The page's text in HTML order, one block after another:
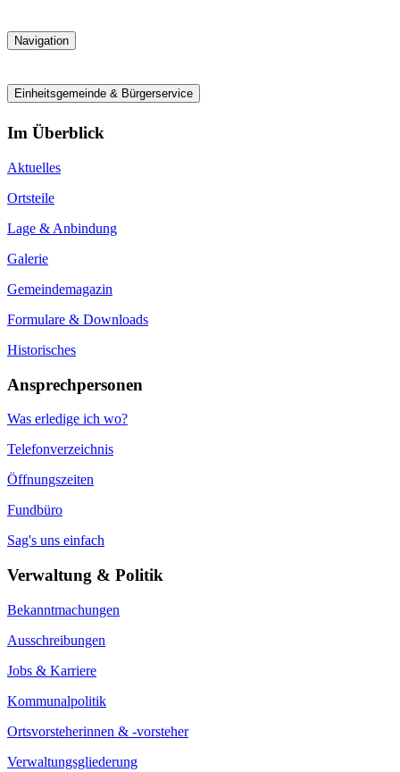
Navigation
Einheitsgemeinde & Bürgerservice
Im Überblick
Aktuelles
Ortsteile
Lage & Anbindung
Galerie
Gemeindemagazin
Formulare & Downloads
Historisches
Ansprechpersonen
Was erledige ich wo?
Telefonverzeichnis
Öffnungszeiten
Fundbüro
Sag's uns einfach
Verwaltung & Politik
Bekanntmachungen
Ausschreibungen
Jobs & Karriere
Kommunalpolitik
Ortsvorsteherinnen & -vorsteher
Verwaltungsgliederung